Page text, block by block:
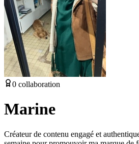
0 collaboration
Marine
Créateur de contenu engagé et